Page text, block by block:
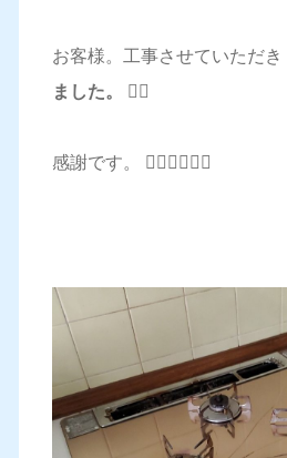
お客様。工事させていただき
ました。 🙇‍♂️
感謝です。 🙇‍♂️🙇‍♂️🙇‍♂️